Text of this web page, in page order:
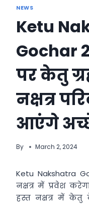
NEWS
Ketu
Gochar
पर केतु
नक्षत्र
आएंगे
By March 2, 2024
Ketu Nakshatra
नक्षत्र में प्रवेश
हस्त नक्षत्र में केतु